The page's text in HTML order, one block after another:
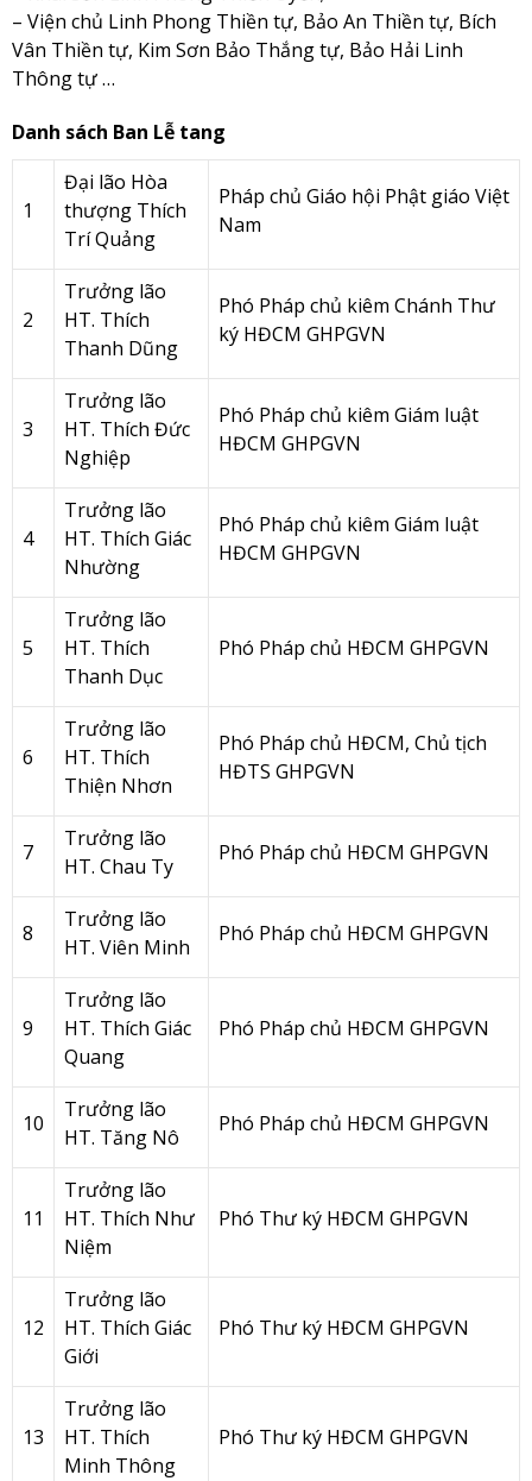
– Viện chủ Linh Phong Thiền tự, Bảo An Thiền tự, Bích
Vân Thiền tự, Kim Sơn Bảo Thắng tự, Bảo Hải Linh
Thông tự …
Danh sách Ban Lễ tang
1
Đại lão Hòa
thượng Thích
Trí Quảng
Pháp chủ Giáo hội Phật giáo Việt
Nam
2
Trưởng lão
HT. Thích
Thanh Dũng
Phó Pháp chủ kiêm Chánh Thư
ký HĐCM GHPGVN
3
Trưởng lão
HT. Thích Đức
Nghiệp
Phó Pháp chủ kiêm Giám luật
HĐCM GHPGVN
4
Trưởng lão
HT. Thích Giác
Nhường
Phó Pháp chủ kiêm Giám luật
HĐCM GHPGVN
5
Trưởng lão
HT. Thích
Thanh Dục
Phó Pháp chủ HĐCM GHPGVN
6
Trưởng lão
HT. Thích
Thiện Nhơn
Phó Pháp chủ HĐCM, Chủ tịch
HĐTS GHPGVN
7
Trưởng lão
HT. Chau Ty
Phó Pháp chủ HĐCM GHPGVN
8
Trưởng lão
HT. Viên Minh
Phó Pháp chủ HĐCM GHPGVN
9
Trưởng lão
HT. Thích Giác
Quang
Phó Pháp chủ HĐCM GHPGVN
10
Trưởng lão
HT. Tăng Nô
Phó Pháp chủ HĐCM GHPGVN
11
Trưởng lão
HT. Thích Như
Niệm
Phó Thư ký HĐCM GHPGVN
12
Trưởng lão
HT. Thích Giác
Giới
Phó Thư ký HĐCM GHPGVN
13
Trưởng lão
HT. Thích
Minh Thông
Phó Thư ký HĐCM GHPGVN